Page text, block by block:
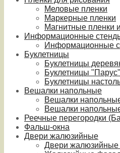
Меловые пленки
Маркерные пленки
Магнитные пленки
Информационные
Информационные
Буклетницы
Буклетницы
Буклетницы "Парус"
Буклетницы
Вешалки напольные
Вешалки
Вешалки
Реечные перегородки
Фальш-окна
Двери жалюзийные
Двери жалюзийные